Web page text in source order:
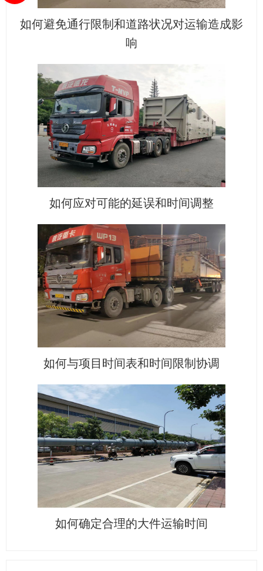
如何避免通行限制和道路状况对运输造成影
响
如何应对可能的延误和时间调整
如何与项目时间表和时间限制协调
如何确定合理的大件运输时间